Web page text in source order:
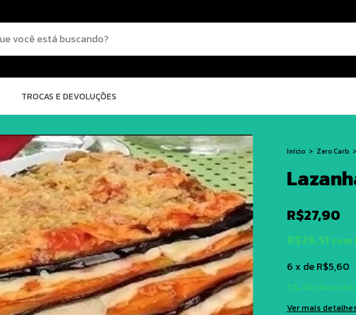
TROCAS E DEVOLUÇÕES
Início > Zero Carb >
R$27,90
R$26,51 com
6x deR$5,60
5% de
Ver mais